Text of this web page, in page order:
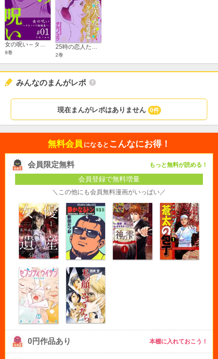
女の呪い～タカノユウ 短編集～
9巻 2巻
みんなのまんがレポ
現在まんがレポはありません 0件
無料会員 になると こんなにお得！
会員限定無料 もっと無料が読める！
会員登録で無料増量
＼この他にも会員無料漫画がいっぱい／
0円作品あり 本棚に入れておこう！